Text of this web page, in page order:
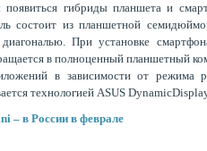
гибриды планшета и
состоит из планшетной
При установке
в полноценный планшетный
в зависимости от режима
технологией ASUS